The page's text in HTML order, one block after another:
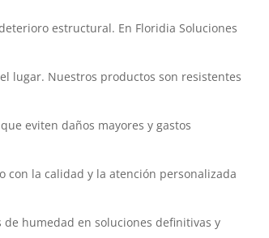
estructural. En Floridia Soluciones
lugar. Nuestros productos son resistentes
eviten daños mayores y gastos
con la calidad y la atención personalizada
humedad en soluciones definitivas y